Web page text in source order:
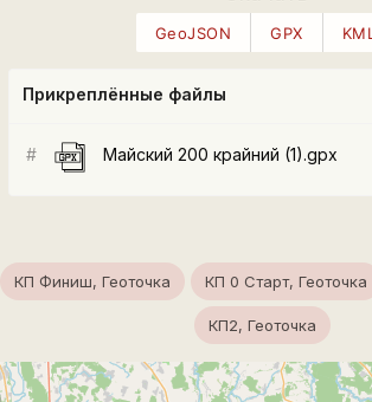
GeoJSON GPX KML
Прикреплённые файлы
# Майский 200 крайний (1).gpx
КП Финиш, Геоточка КП 0 Старт, Геоточка
КП2, Геоточка